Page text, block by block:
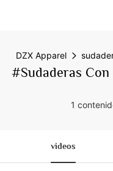
DZX Apparel
#sudaderas
1
videos